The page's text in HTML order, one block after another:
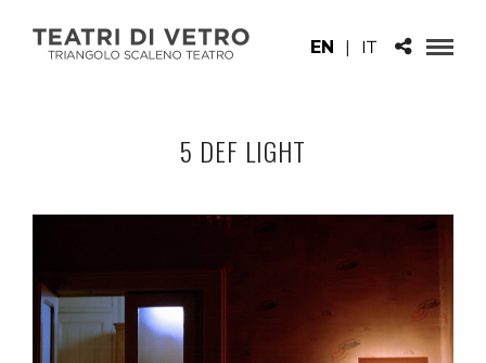
EN | IT
5 DEF LIGHT